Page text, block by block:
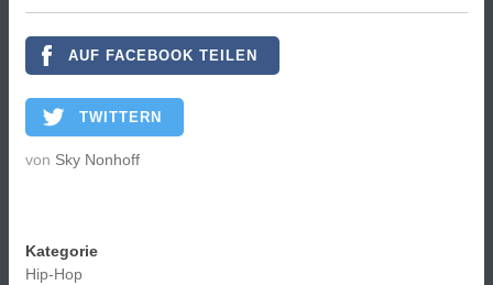
AUF FACEBOOK TEILEN
TWITTERN
von Sky Nonhoff
Kategorie
Hip-Hop